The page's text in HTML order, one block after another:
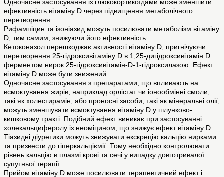
Одночасне застосування із глюкокортикоїдами може зменшити
ефективність вітаміну D через підвищення метаболічного
перетворення.
Рифампіцин та ізоніазид можуть посилювати метаболізм вітаміну
D, тим самим, знижуючи його ефективність.
Кетоконазол перешкоджає активності вітаміну D, пригнічуючи
перетворення 25-гідроксивітаміну D в 1,25-дигідроксивітамін D
ферментом нирок 25-гідроксивітамін-D-1-гідроксилазою. Ефект
вітаміну D може бути знижений.
Одночасне застосування з препаратами, що впливають на
всмоктування жирів, наприклад орлістат чи іонообмінні смоли,
такі як холестирамін, або проносні засоби, такі як мінеральні олії,
можуть зменшувати всмоктування вітаміну D у шлунково-
кишковому тракті. Подібний ефект виникає при застосуванні
холекальциферолу із неоміцином, що знижує ефект вітаміну D.
Тіазидні діуретики можуть знижувати екскрецію кальцію нирками
та призвести до гіперкальціємії. Тому необхідно контролювати
рівень кальцію в плазмі крові та сечі у випадку довготривалої
супутньої терапії.
Прийом вітаміну D може посилювати терапевтичний ефект і